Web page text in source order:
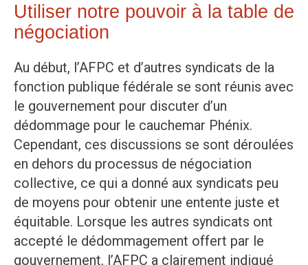
Utiliser notre pouvoir à la table de
négociation
Au début, l’AFPC et d’autres syndicats de la
fonction publique fédérale se sont réunis avec
le gouvernement pour discuter d’un
dédommage pour le cauchemar Phénix.
Cependant, ces discussions se sont déroulées
en dehors du processus de négociation
collective, ce qui a donné aux syndicats peu
de moyens pour obtenir une entente juste et
équitable. Lorsque les autres syndicats ont
accepté le dédommagement offert par le
gouvernement, l’AFPC a clairement indiqué